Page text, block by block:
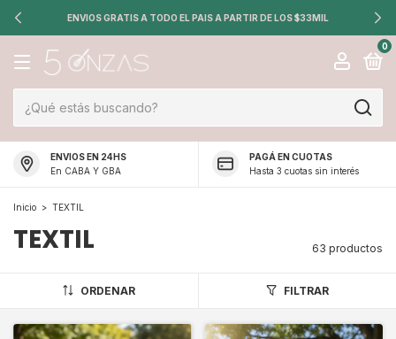
ENVIOS GRATIS A TODO EL PAIS A PARTIR DE LOS $33MIL
0
ENVIOS EN 24HS
En CABA Y GBA
PAGÁ EN CUOTAS
Hasta 3 cuotas sin interés
Inicio > TEXTIL
TEXTIL 63 productos
ORDENAR FILTRAR